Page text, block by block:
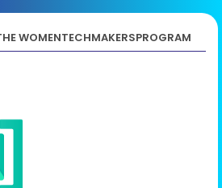
WOMENTECHMAKERSPROGRAM